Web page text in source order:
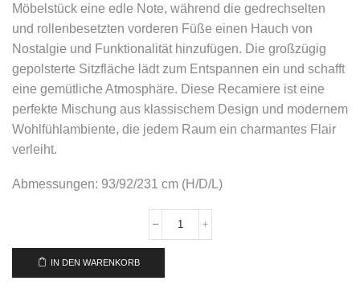
Möbelstück eine edle Note, während die gedrechselten
und rollenbesetzten vorderen Füße einen Hauch von
Nostalgie und Funktionalität hinzufügen. Die großzügig
gepolsterte Sitzfläche lädt zum Entspannen ein und schafft
eine gemütliche Atmosphäre. Diese Recamiere ist eine
perfekte Mischung aus klassischem Design und modernem
Wohlfühlambiente, die jedem Raum ein charmantes Flair
verleiht.
Abmessungen: 93/92/231 cm (H/D/L)
IN DEN WARENKORB